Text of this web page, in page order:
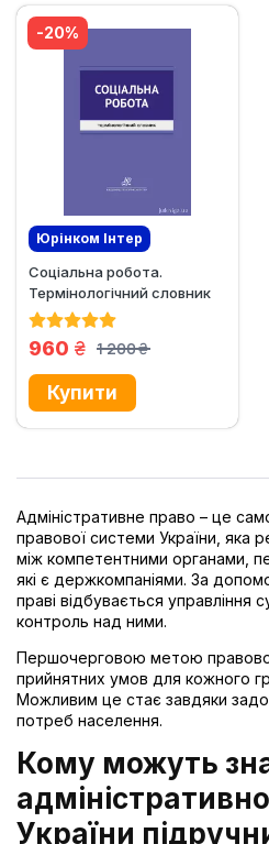
Юрінком Iнтер
Ексклюзив
Соціальна робота.
Термінологічний словник
-20%
1 200
грн.
960 грн.
Адміністративне право – це
правової системи України, яка
між компетентними органами,
які є держкомпаніями. За
праві відбувається управління
контроль над ними.
Першочерговою метою
прийнятних умов для кожного
Можливим це стає завдяки
потреб населення.
Кому можуть
України